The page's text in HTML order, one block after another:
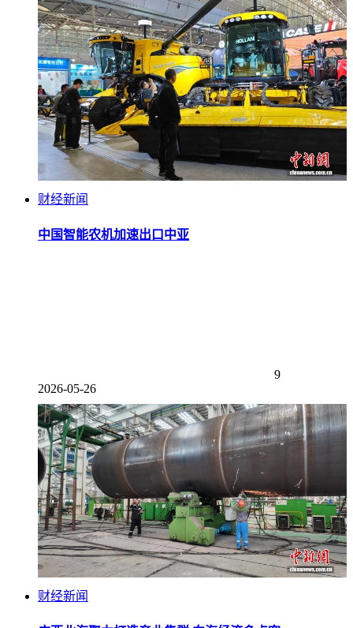
财经新闻
中国智能农机加速出口中亚
9
2026-05-26
财经新闻